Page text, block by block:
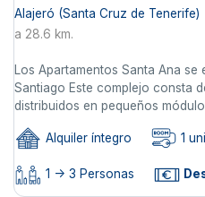
Alajeró (Santa Cruz de Tenerife)
a 28.6 km.
Los Apartamentos Santa Ana se
Santiago Este complejo consta
distribuidos en pequeños
Alquiler íntegro 1
1 -> 3 Personas